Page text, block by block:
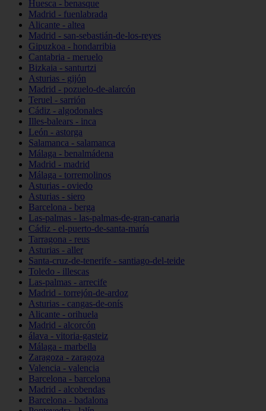
Huesca - benasque
Madrid - fuenlabrada
Alicante - altea
Madrid - san-sebastián-de-los-reyes
Gipuzkoa - hondarribia
Cantabria - meruelo
Bizkaia - santurtzi
Asturias - gijón
Madrid - pozuelo-de-alarcón
Teruel - sarrión
Cádiz - algodonales
Illes-balears - inca
León - astorga
Salamanca - salamanca
Málaga - benalmádena
Madrid - madrid
Málaga - torremolinos
Asturias - oviedo
Asturias - siero
Barcelona - berga
Las-palmas - las-palmas-de-gran-canaria
Cádiz - el-puerto-de-santa-maría
Tarragona - reus
Asturias - aller
Santa-cruz-de-tenerife - santiago-del-teide
Toledo - illescas
Las-palmas - arrecife
Madrid - torrejón-de-ardoz
Asturias - cangas-de-onís
Alicante - orihuela
Madrid - alcorcón
álava - vitoria-gasteiz
Málaga - marbella
Zaragoza - zaragoza
Valencia - valencia
Barcelona - barcelona
Madrid - alcobendas
Barcelona - badalona